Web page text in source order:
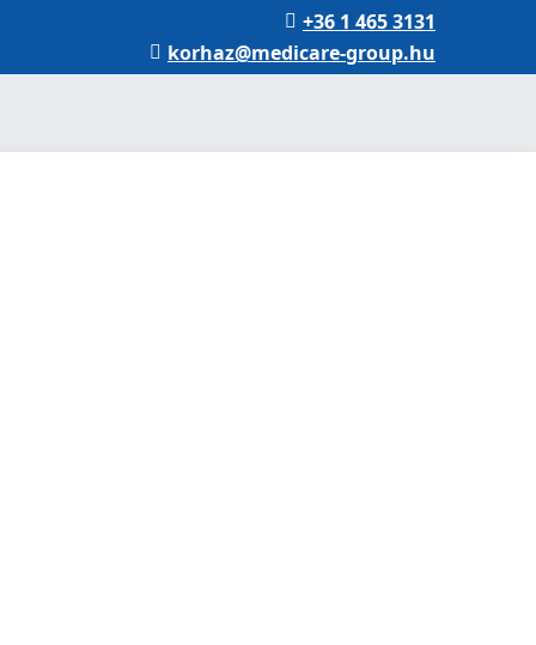
+36 1 465 3131
korhaz@medicare-group.hu